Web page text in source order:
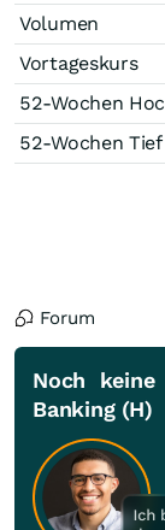
Volumen
Vortageskurs
52-Wochen
52-Wochen Tief
Forum
Noch keine
Banking (H)